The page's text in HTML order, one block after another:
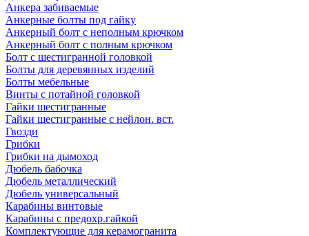
Анкера забиваемые
Анкерные болты под гайку
Анкерный болт с неполным крючком
Анкерный болт с полным крючком
Болт с шестигранной головкой
Болты для деревянных изделий
Болты мебельные
Винты с потайной головкой
Гайки шестигранные
Гайки шестигранные с нейлон. вст.
Гвозди
Грибки
Грибки на дымоход
Дюбель бабочка
Дюбель металлический
Дюбель универсальный
Карабины винтовые
Карабины с предохр.гайкой
Комплектующие для керамогранита